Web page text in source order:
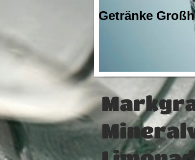
Getränke